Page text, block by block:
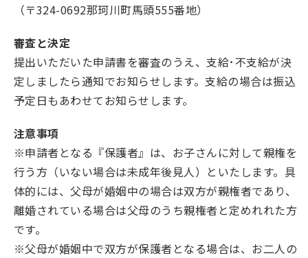
（〒324-0692那珂川町馬頭555番地）
審査と決定
提出いただいた申請書を審査のうえ、支給･不支給が決
定しましたら通知でお知らせします。支給の場合は振込
予定日もあわせてお知らせします。
注意事項
※申請者となる『保護者』は、お子さんに対して親権を
行う方（いない場合は未成年後見人）といたします。具
体的には、父母が婚姻中の場合は双方が親権者であり、
離婚されている場合は父母のうち親権者と定めれれた方
です。
※父母が婚姻中で双方が保護者となる場合は、お二人の